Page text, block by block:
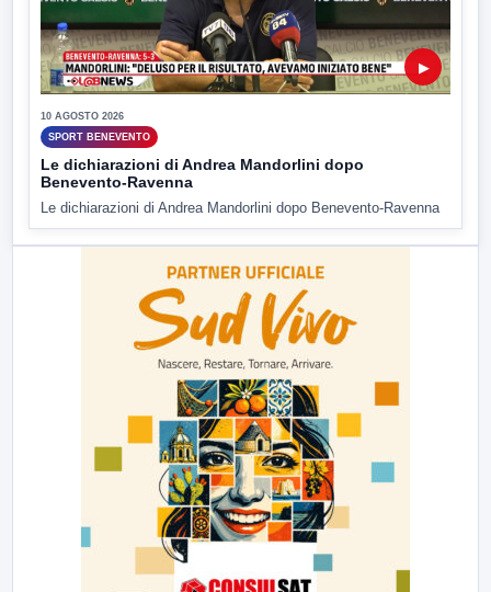
▶
10 AGOSTO 2026
SPORT BENEVENTO
Le dichiarazioni di Andrea Mandorlini dopo
Benevento-Ravenna
Le dichiarazioni di Andrea Mandorlini dopo Benevento-Ravenna